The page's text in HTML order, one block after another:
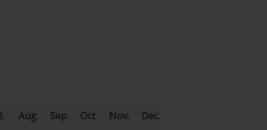
Aug. Sep. Oct. Nov. Dec.